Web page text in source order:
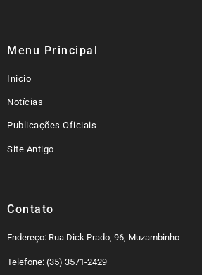
Menu Principal
Inicio
Notícias
Publicações Oficiais
Site Antigo
Contato
Endereço: Rua Dick Prado, 96, Muzambinho
Telefone: (35) 3571-2429